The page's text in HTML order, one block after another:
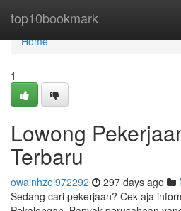
top10bookmark
Home
Home
1
Lowong
Terbaru
owainhzei972292 297 days ago
Sedang cari pekerjaan? Cek aja